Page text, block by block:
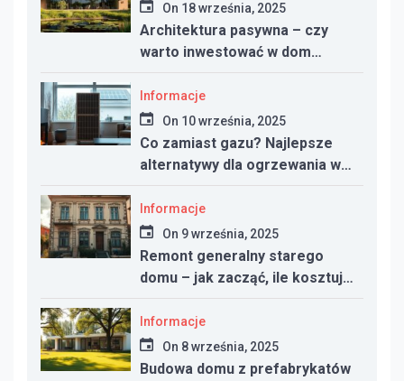
On 18 września, 2025
Architektura pasywna – czy
warto inwestować w dom
energooszczędny?
Informacje
On 10 września, 2025
Co zamiast gazu? Najlepsze
alternatywy dla ogrzewania w
nowym domu
Informacje
On 9 września, 2025
Remont generalny starego
domu – jak zacząć, ile kosztuje
i na co uważać
Informacje
On 8 września, 2025
Budowa domu z prefabrykatów